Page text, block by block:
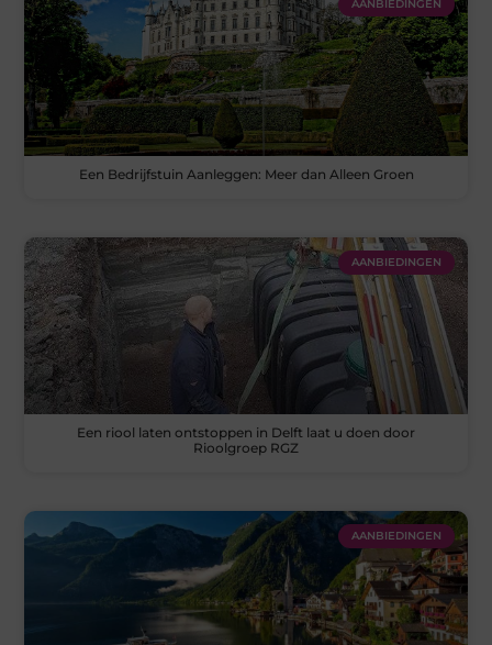
AANBIEDINGEN
Een Bedrijfstuin Aanleggen: Meer dan Alleen Groen
AANBIEDINGEN
Een riool laten ontstoppen in Delft laat u doen door
Rioolgroep RGZ
AANBIEDINGEN